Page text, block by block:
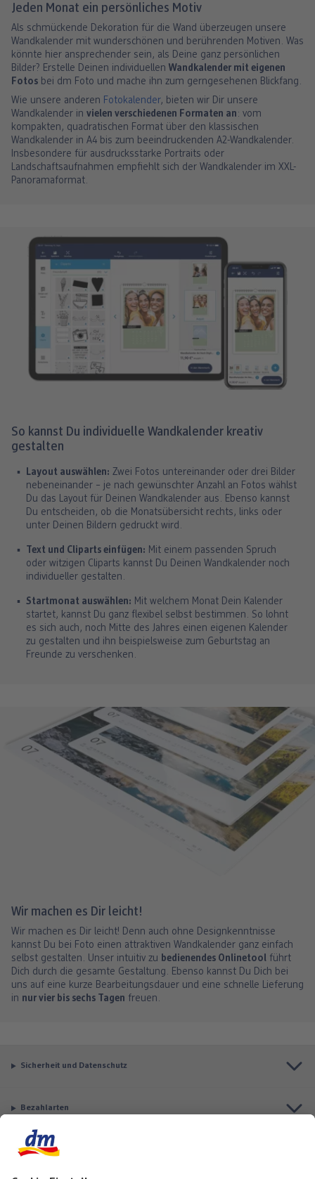
Jeden Monat ein persönliches Motiv
Als schmückende Dekoration für die Wand überzeugen unsere
Wandkalender mit wunderschönen und berührenden Motiven. Was
könnte hier ansprechender sein, als Deine ganz persönlichen
Bilder? Erstelle Deinen individuellen Wandkalender mit eigenen
Fotos bei dm Foto und mache ihn zum gerngesehenen Blickfang.
Wie unsere anderen Fotokalender, bieten wir Dir unsere
Wandkalender in vielen verschiedenen Formaten an : vom
kompakten, quadratischen Format über den klassischen
Wandkalender in A4 bis zum beeindruckenden A2-Wandkalender.
Insbesondere für ausdrucksstarke Portraits oder
Landschaftsaufnahmen empfiehlt sich der Wandkalender im XXL-
Panoramaformat.
So kannst Du individuelle Wandkalender kreativ
gestalten
Layout auswählen: Zwei Fotos untereinander oder drei Bilder
nebeneinander – je nach gewünschter Anzahl an Fotos wählst
Du das Layout für Deinen Wandkalender aus. Ebenso kannst
Du entscheiden, ob die Monatsübersicht rechts, links oder
unter Deinen Bildern gedruckt wird.
Text und Cliparts einfügen: Mit einem passenden Spruch
oder witzigen Cliparts kannst Du Deinen Wandkalender noch
individueller gestalten.
Startmonat auswählen: Mit welchem Monat Dein Kalender
startet, kannst Du ganz flexibel selbst bestimmen. So lohnt
es sich auch, noch Mitte des Jahres einen eigenen Kalender
zu gestalten und ihn beispielsweise zum Geburtstag an
Freunde zu verschenken.
Wir machen es Dir leicht!
Wir machen es Dir leicht! Denn auch ohne Designkenntnisse
kannst Du bei Foto einen attraktiven Wandkalender ganz einfach
selbst gestalten. Unser intuitiv zu bedienendes Onlinetool führt
Dich durch die gesamte Gestaltung. Ebenso kannst Du Dich bei
uns auf eine kurze Bearbeitungsdauer und eine schnelle Lieferung
in nur vier bis sechs Tagen freuen.
Sicherheit und Datenschutz
Bezahlarten
Lieferung und Versand